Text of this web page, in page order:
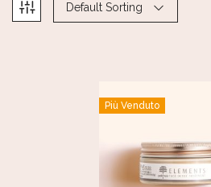
Default Sorting
Più Venduto